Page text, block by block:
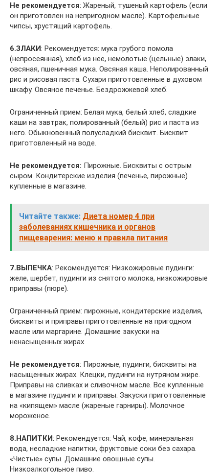
Не рекомендуется: Жареный, тушеный картофель (если
он приготовлен на непригодном масле). Картофельные
чипсы, хрустящий картофель.
6.ЗЛАКИ: Рекомендуется: мука грубого помола
(непросеянная), хлеб из нее, немолотые (цельные) злаки,
овсяная, пшеничная мука. Овсяная каша. Неполированный
рис и рисовая паста. Сухари приготовленные в духовом
шкафу. Овсяное печенье. Бездрожжевой хлеб.
Ограниченный прием: Белая мука, белый хлеб, сладкие
каши на завтрак, полированный (белый) рис и паста из
него. Обыкновенный полусладкий бисквит. Бисквит
приготовленный на воде.
Не рекомендуется: Пирожные. Бисквиты с острым
сыром. Кондитерские изделия (печенье, пирожные)
купленные в магазине.
Читайте также: Диета номер 4 при
заболеваниях кишечника и органов
пищеварения: меню и правила питания
7.ВЫПЕЧКА: Рекомендуется: Низкожировые пудинги:
желе, шербет, пудинги из снятого молока, низкожировые
приправы (пюре).
Ограниченный прием: пирожные, кондитерские изделия,
бисквиты и приправы приготовленные на пригодном
масле или маргарине. Домашние закуски на
ненасыщенных жирах.
Не рекомендуется: Пирожные, пудинги, бисквиты на
насыщенных жирах. Клецки, пудинги на нутряном жире.
Приправы на сливках и сливочном масле. Все купленные
в магазине пудинги и приправы. Закуски приготовленные
на «кипящем» масле (жареные гарниры). Молочное
мороженое.
8.НАПИТКИ: Рекомендуется: Чай, кофе, минеральная
вода, несладкие напитки, фруктовые соки без сахара.
«Чистые» супы. Домашние овощные супы.
Низкоалкогольное пиво.